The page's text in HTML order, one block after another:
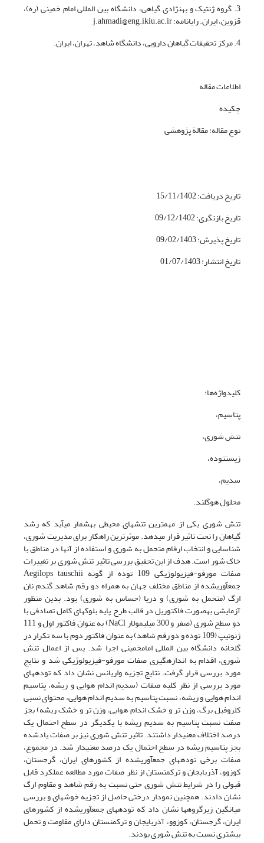
3. گروه ژنتیک و بهنژادی گیاهی، دانشگاه بین المللی امام خمینی (ره)،
قزوین، ایران. رایانامه: j.ahmadi@eng.ikiu.ac.ir
4. مرکز تحقیقات گیاهان دارویی، دانشگاه شاهد، تهران، ایران.
اطلاعات مقاله
چکیده
نوع مقاله: مقالة پژوهشی
تاریخ دریافت: 15/11/1402
تاریخ بازنگری: 09/12/1402
تاریخ پذیرش: 09/02/1403
تاریخ انتشار: 01/07/1403
کلیدواژه‌ها:
پتاسیم،
تنش شوری،
زیستتوده،
سدیم،
محلول هوگلند.
تنش شوری یکی از مهمترین تنشهای محیطی بهشمار میآید که رشد
گیاهان را تحت تاثیر قرار میدهد. موثرترین راهکار برای مدیریت شوری،
شناسایی و انتخاب ارقام متحمل به شوری و استفاده از آنها در مناطق با
خاک شور است. هدف از این تحقیق بررسی تاثیر تنش شوری بر تغییرات
صفات مورفو-فیزیولوژیکی 109 توده از گونه Aegilops tauschii
جمعآوریشده از مناطق مختلف جهان به همراه دو رقم شاهد گندم نان
ارگ (متحمل به شوری) و دریا (حساس به شوری) بود. بدین منظور
آزمایشی بهصورت فاکتوریل در قالب طرح پایه بلوکهای کامل تصادفی با
دو سطح شوری (صفر و 300 میلیمولار NaCl) به عنوان فاکتور اول و 111
ژنوتیپ (109 توده و دو رقم شاهد) به عنوان فاکتور دوم با سه تکرار در
گلخانه دانشگاه بین المللی امامخمینی اجرا شد. پس از اعمال تنش
شوری، اقدام به اندازهگیری صفات مورفو-فیزیولوژیکی شد و نتایج
مورد بررسی قرار گرفت. نتایج تجزیه واریانس نشان داد که تودههای
مورد بررسی از نظر کلیه صفات (سدیم اندام هوایی و ریشه، پتاسیم
اندام هوایی و ریشه، نسبت پتاسیم به سدیم اندام هوایی، محتوای نسبی
کلروفیل برگ، وزن تر و خشک اندام هوایی، وزن تر و خشک ریشه) بجز
صفت نسبت پتاسیم به سدیم ریشه با یکدیگر در سطح احتمال یک
درصد اختلاف معنیدار داشتند. تاثیر تنش شوری نیز بر صفات یادشده
بجز پتاسیم ریشه در سطح احتمال یک درصد معنیدار شد. در مجموع،
صفات برخی تودههای جمعآوریشده از کشورهای ایران، گرجستان،
کوزوو، آذربایجان و ترکمنستان از نظر صفات مورد مطالعه عملکرد قابل
قبولی را در شرایط تنش شوری حتی نسبت به رقم شاهد و مقاوم ارگ
نشان دادند. همچنین نمودار درختی حاصل از تجزیه خوشهای و بررسی
میانگین زیرگروهها نشان داد که تودههای جمعآوریشده از کشورهای
ایران، گرجستان، کوزوو، آذربایجان و ترکمنستان دارای مقاومت و تحمل
بیشتری نسبت به تنش شوری بودند.